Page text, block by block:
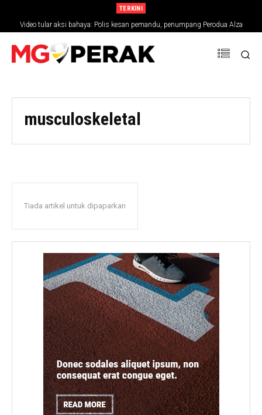
TERKINI
Video tular aksi bahaya: Polis kesan pemandu, penumpang Perodua Alza
musculoskeletal
Tiada artikel untuk dipaparkan